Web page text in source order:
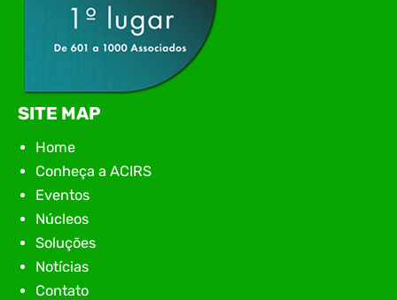
SITE MAP
Home
Conheça a ACIRS
Eventos
Núcleos
Soluções
Notícias
Contato